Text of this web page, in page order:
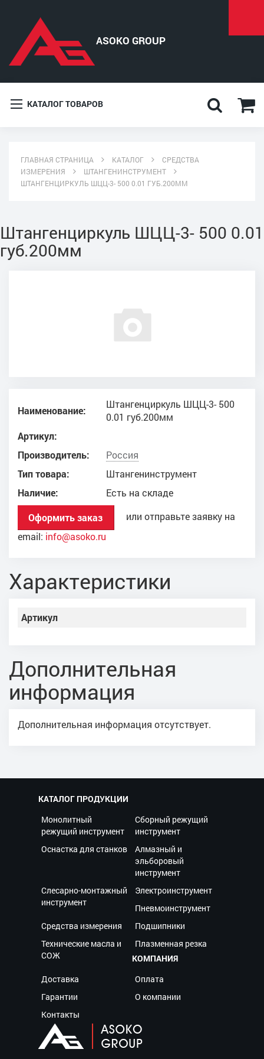
КАТАЛОГ ТОВАРОВ
ГЛАВНАЯ СТРАНИЦА КАТАЛОГ
СРЕДСТВА
ИЗМЕРЕНИЯ
ШТАНГЕНИНСТРУМЕНТ
ШТАНГЕНЦИРКУЛЬ ШЦЦ-3- 500 0.01 ГУБ.200ММ
Штангенциркуль ШЦЦ-3- 500 0.01
губ.200мм
Наименование:
Штангенциркуль ШЦЦ-3- 500
0.01 губ.200мм
Артикул:
Производитель:
Россия
Тип товара:
Штангенинструмент
Наличие:
Есть на складе
Оформить заказ
или отправьте заявку на
email: info@asoko.ru
Характеристики
Артикул
Дополнительная
информация
Дополнительная информация отсутствует.
КАТАЛОГ ПРОДУКЦИИ
Монолитный
режущий инструмент
Сборный режущий
инструмент
Оснастка для станков
Алмазный и
эльборовый
инструмент
Слесарно-монтажный
инструмент
Электроинструмент
Пневмоинструмент
Средства измерения
Подшипники
Технические масла и
СОЖ
Плазменная резка
КОМПАНИЯ
Доставка
Оплата
Гарантии
О компании
Контакты